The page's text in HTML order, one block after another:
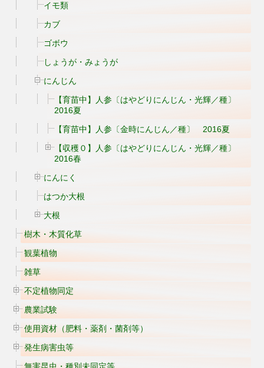
イモ類
カブ
ゴボウ
しょうが・みょうが
にんじん
【育苗中】人参〔はやどりにんじん・光輝／種〕
2016夏
【育苗中】人参〔金時にんじん／種〕 2016夏
【収穫０】人参〔はやどりにんじん・光輝／種〕
2016春
にんにく
はつか大根
大根
樹木・木質化草
観葉植物
雑草
不定植物同定
農業試験
使用資材（肥料・薬剤・菌剤等）
発生病害虫等